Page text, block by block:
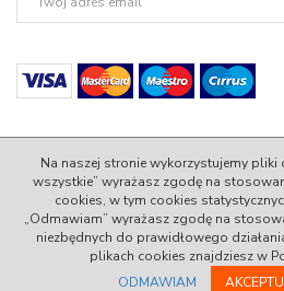
© 2022 AlleStandard.pl - 100%
InfoSerwis-oprogramowanie
Na naszej stronie wykorzystujemy pliki
wszystkie” wyrażasz zgodę na
cookies, w tym cookies
„Odmawiam” wyrażasz zgodę na
niezbędnych do prawidłowego
plikach cookies znajdziesz w
ODMAWIAM